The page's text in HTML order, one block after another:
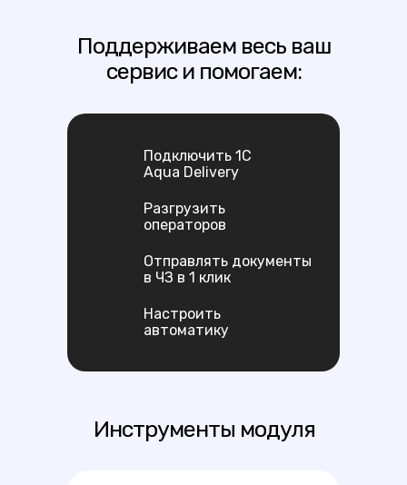
Подключить 1С
Aqua Delivery
Поддерживаем весь ваш
сервис и помогаем:
Отправлять документы
в ЧЗ в 1 клик
Инструменты модуля
Разгрузить
операторов
Настроить
автоматику